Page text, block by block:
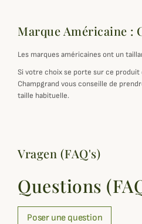
Marque Américaine :
Les marques américaines ont un
Si votre choix se porte sur ce produit
Champgrand vous conseille de
taille habituelle.
Vragen (FAQ's)
Questions
Poser une question